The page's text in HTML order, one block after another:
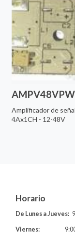
Amplificador de
4Ax1CH - 12-48V
Horario
De Lunes a Jueves:
Viernes: 9:00 a